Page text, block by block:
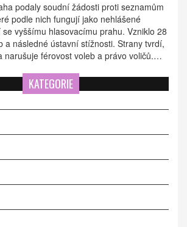
podaly soudní žádosti proti seznamům
podle nich fungují jako nehlášené
vyššímu hlasovacímu prahu. Vzniklo 28
a následné ústavní stížnosti. Strany tvrdí,
narušuje férovost voleb a právo voličů.
i sociální demokraty. Přestože
odmítly, Volt pokračuje v odvolacím
KATEGORIE